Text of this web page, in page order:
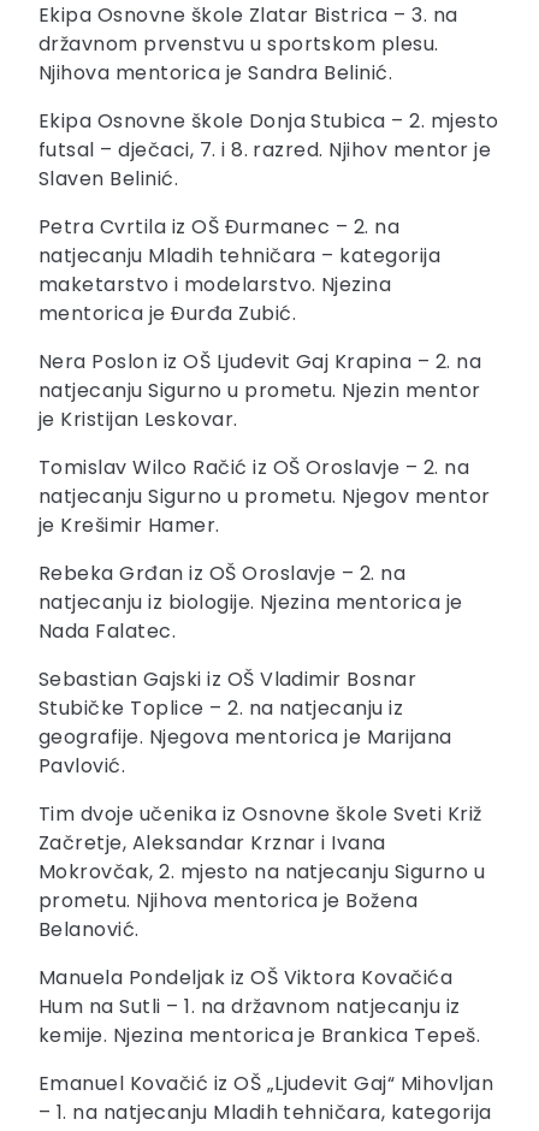
Ekipa Osnovne škole Zlatar Bistrica – 3. na
državnom prvenstvu u sportskom plesu.
Njihova mentorica je Sandra Belinić.
Ekipa Osnovne škole Donja Stubica – 2. mjesto
futsal – dječaci, 7. i 8. razred. Njihov mentor je
Slaven Belinić.
Petra Cvrtila iz OŠ Đurmanec – 2. na
natjecanju Mladih tehničara – kategorija
maketarstvo i modelarstvo. Njezina
mentorica je Đurđa Zubić.
Nera Poslon iz OŠ Ljudevit Gaj Krapina – 2. na
natjecanju Sigurno u prometu. Njezin mentor
je Kristijan Leskovar.
Tomislav Wilco Račić iz OŠ Oroslavje – 2. na
natjecanju Sigurno u prometu. Njegov mentor
je Krešimir Hamer.
Rebeka Grđan iz OŠ Oroslavje – 2. na
natjecanju iz biologije. Njezina mentorica je
Nada Falatec.
Sebastian Gajski iz OŠ Vladimir Bosnar
Stubičke Toplice – 2. na natjecanju iz
geografije. Njegova mentorica je Marijana
Pavlović.
Tim dvoje učenika iz Osnovne škole Sveti Križ
Začretje, Aleksandar Krznar i Ivana
Mokrovčak, 2. mjesto na natjecanju Sigurno u
prometu. Njihova mentorica je Božena
Belanović.
Manuela Pondeljak iz OŠ Viktora Kovačića
Hum na Sutli – 1. na državnom natjecanju iz
kemije. Njezina mentorica je Brankica Tepeš.
Emanuel Kovačić iz OŠ „Ljudevit Gaj“ Mihovljan
– 1. na natjecanju Mladih tehničara, kategorija